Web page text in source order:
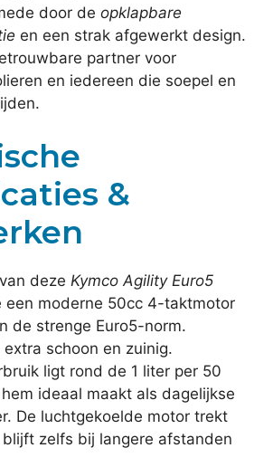
door de opklapbare
en een strak afgewerkt design.
partner voor
en iedereen die soepel en
&
deze Kymco Agility Euro5
moderne 50cc 4-taktmotor
de strenge Euro5-norm.
schoon en zuinig.
ligt rond de 1 liter per 50
ideaal maakt als dagelijkse
De luchtgekoelde motor trekt
zelfs bij langere afstanden